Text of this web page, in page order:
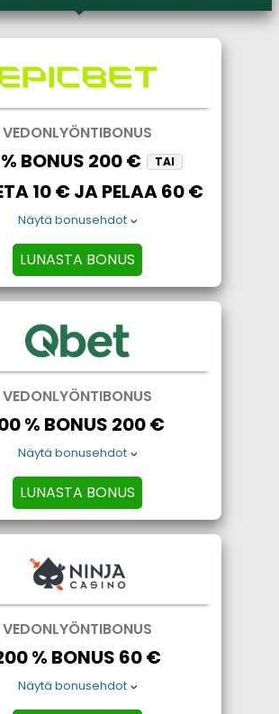
VEDONLYÖNTIBONUS
BONUS 200 € TAI
10 € JA PELAA 60 €
Näytä bonusehdot
LUNASTA BONUS
VEDONLYÖNTIBONUS
% BONUS 200 €
Näytä bonusehdot
LUNASTA BONUS
VEDONLYÖNTIBONUS
% BONUS 60 €
Näytä bonusehdot